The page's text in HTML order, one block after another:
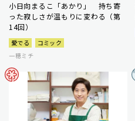
小日向まるこ「あかり」 持ち寄
った寂しさが温もりに変わる（第
14回）
愛でる
コミック
一穂ミチ